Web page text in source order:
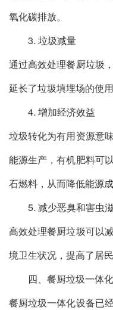
氧化碳排放。
3. 垃圾减量
通过高效处理餐厨垃圾
延长了垃圾填埋场的使用
4. 增加经济效益
垃圾转化为有用资源意
能源生产，有机肥料可
石燃料，从而降低能源成
5. 减少恶臭和害虫
高效处理餐厨垃圾可以
境卫生状况，提高了居民
四、餐厨垃圾一体
餐厨垃圾一体化设备已